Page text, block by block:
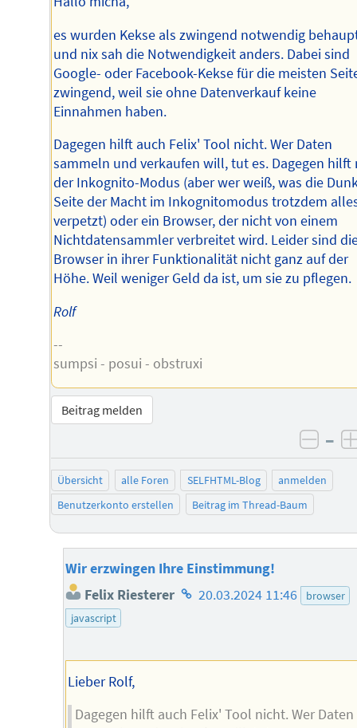
es wurden Kekse als zwingend notwendig
und nix sah die Notwendigkeit anders. Dabei sind
Google- oder Facebook-Kekse für die meisten
zwingend, weil sie ohne Datenverkauf keine
Einnahmen haben.
Dagegen hilft auch Felix' Tool nicht. Wer Daten
sammeln und verkaufen will, tut es. Dagegen hilft
der Inkognito-Modus (aber wer weiß, was die
Seite der Macht im Inkognitomodus trotzdem
verpetzt) oder ein Browser, der nicht von einem
Nichtdatensammler verbreitet wird. Leider sind
Browser in ihrer Funktionalität nicht ganz auf der
Höhe. Weil weniger Geld da ist, um sie zu pflegen.
Rolf
--
sumpsi - posui - obstruxi
Beitrag melden
–
Übersicht alle Foren SELFHTML-Blog
anmelden
Benutzerkonto erstellen
Beitrag im Thread-Baum
Wir erzwingen Ihre Einstimmung!
Felix Riesterer Homepage
20.03.2024 11:46
browser
javascript
Lieber Rolf,
Dagegen hilft auch Felix' Tool nicht. Wer Daten